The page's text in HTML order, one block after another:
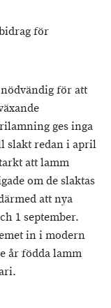
för
för att
ges inga
slakt redan i april
att lamm
om de slaktas
att nya
1 september.
in i modern
år födda lamm